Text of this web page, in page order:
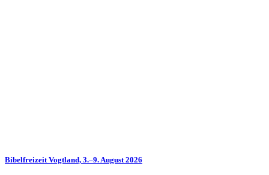
Bibelfreizeit Vogtland, 3.–9. August 2026